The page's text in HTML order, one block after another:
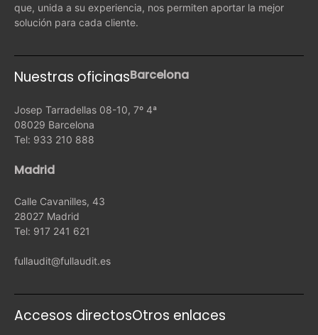
que, unida a su experiencia, nos permiten aportar la mejor
solución para cada cliente.
Nuestras oficinasBarcelona
Josep Tarradellas 08-10, 7º 4ª
08029 Barcelona
Tel: 933 210 888
Madrid
Calle Cavanilles, 43
28027 Madrid
Tel: 917 241 621
fullaudit@fullaudit.es
Accesos directosOtros enlaces